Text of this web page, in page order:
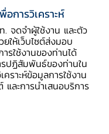
อการวิเคราะห์
. จดจำผู้ใช้งาน และตัว
ให้เว็บไซต์ส่งมอบ
รใช้งานของท่านได้
ปฏิสัมพันธ์ของท่านใน
คราะห์ข้อมูลการใช้งาน
และการนำเสนอบริการ